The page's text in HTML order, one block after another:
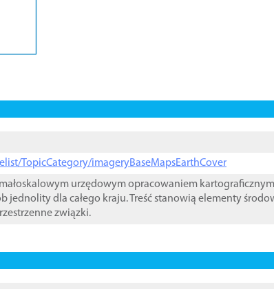
TopicCategory/imageryBaseMapsEarthCover
urzędowym opracowaniem
jednolity dla całego kraju. Treść stanowią elementy
związki.